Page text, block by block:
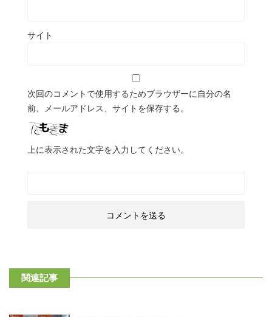
サイト
次回のコメントで使用するためブラウザーに自分の名
前、メールアドレス、サイトを保存する。
上に表示された文字を入力してください。
関連記事